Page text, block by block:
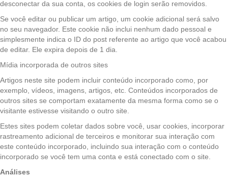
desconectar da sua conta, os cookies de login serão removidos.
Se você editar ou publicar um artigo, um cookie adicional será salvo
no seu navegador. Este cookie não inclui nenhum dado pessoal e
simplesmente indica o ID do post referente ao artigo que você acabou
de editar. Ele expira depois de 1 dia.
Mídia incorporada de outros sites
Artigos neste site podem incluir conteúdo incorporado como, por
exemplo, vídeos, imagens, artigos, etc. Conteúdos incorporados de
outros sites se comportam exatamente da mesma forma como se o
visitante estivesse visitando o outro site.
Estes sites podem coletar dados sobre você, usar cookies, incorporar
rastreamento adicional de terceiros e monitorar sua interação com
este conteúdo incorporado, incluindo sua interação com o conteúdo
incorporado se você tem uma conta e está conectado com o site.
Análises